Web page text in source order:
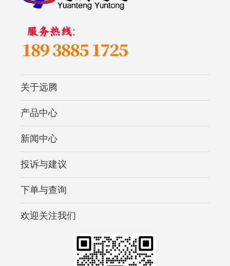
关于远腾
产品中心
新闻中心
投诉与建议
下单与查询
欢迎关注我们